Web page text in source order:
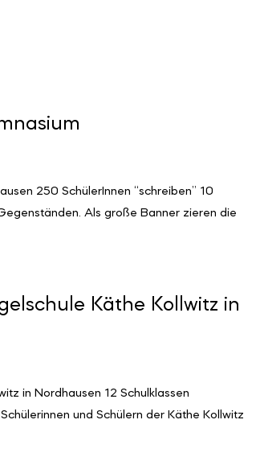
250 SchülerInnen “schreiben” 10
Als große Banner zieren die
Käthe Kollwitz in
in Nordhausen 12 Schulklassen
und Schülern der Käthe Kollwitz